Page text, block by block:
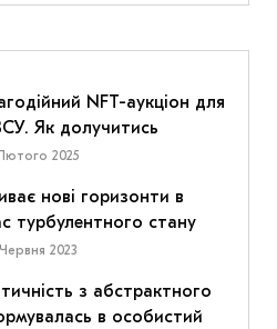
NFT-аукціон для
Як долучитись
2025
нові горизонти в
турбулентного стану
2023
з абстрактного
в особистий